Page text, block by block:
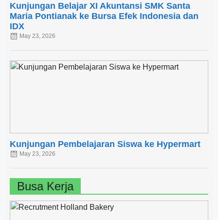
Kunjungan Belajar XI Akuntansi SMK Santa
Maria Pontianak ke Bursa Efek Indonesia dan
IDX
May 23, 2026
Kunjungan Pembelajaran Siswa ke Hypermart
May 23, 2026
Busa Kerja